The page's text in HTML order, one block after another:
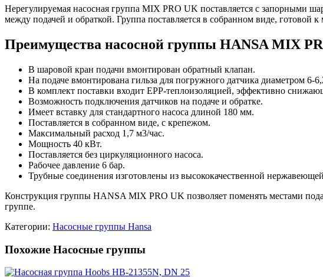
Нерегулируемая насосная группа MIX PRO UK поставляется с запорными
между подачей и обраткой. Группа поставляется в собранном виде, готовой
Преимущества насосной группы HANSA MIX
В шаровой кран подачи вмонтирован обратный клапан.
На подаче вмонтирована гильза для погружного датчика диаметром 6-
В комплект поставки входит ЕРР-теплоизоляцией, эффективно
Возможность подключения датчиков на подаче и обратке.
Имеет вставку для стандартного насоса длиной 180 мм.
Поставляется в собранном виде, с крепежом.
Максимальный расход 1,7 м3/час.
Мощность 40 кВт.
Поставляется без циркуляционного насоса.
Рабочее давление 6 бар.
Трубные соединения изготовлены из высококачественной
Конструкция группы HANSA MIX PRO UK позволяет поменять местами
группе.
Категории: Насосные группы Hansa
Похожие Насосные группы